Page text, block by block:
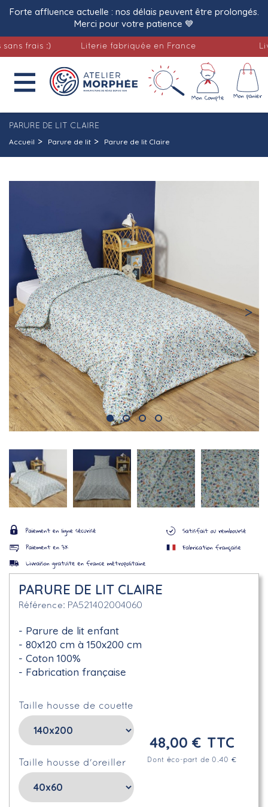
Forte affluence actuelle : nos délais peuvent être prolongés.
Merci pour votre patience 💙
frais :) Literie fabriquée en France

PARURE DE LIT CLAIRE
Accueil Parure de lit Parure de lit Claire
PARURE DE LIT CLAIRE
Référence PA521402004060
Parure de lit enfant
80x120 cm à 150x200 cm
Coton 100%
Fabrication française
Taille housse de couette
Taille housse d'oreiller
48,00 € TTC
Dont éco-part de 0.40 €